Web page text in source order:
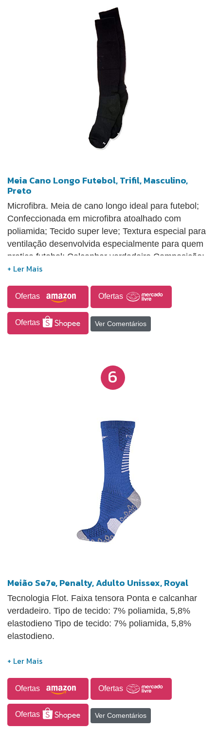
Meia Cano Longo Futebol, Trifil, Masculino,
Preto
Microfibra. Meia de cano longo ideal para futebol;
Confeccionada em microfibra atoalhado com
poliamida; Tecido super leve; Textura especial para
ventilação desenvolvida especialmente para quem
pratica futebol; Calcanhar verdadeiro Composição:
75% poliamida 24% algodão 1% elastano
Ofertas Ofertas
Ofertas Ver Comentários
6
Meião Se7e, Penalty, Adulto Unissex, Royal
Tecnologia Flot. Faixa tensora Ponta e calcanhar
verdadeiro. Tipo de tecido: 7% poliamida, 5,8%
elastodieno Tipo de tecido: 7% poliamida, 5,8%
elastodieno.
Ofertas Ofertas
Ofertas Ver Comentários